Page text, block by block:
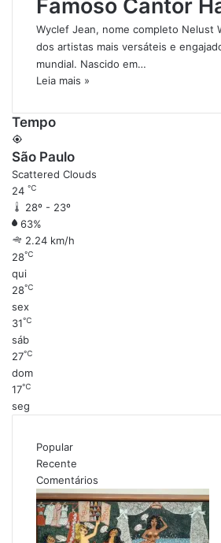
Famoso Cantor
Wyclef Jean, nome completo Nelust
dos artistas mais versáteis e
mundial. Nascido em…
Leia mais »
Tempo
São Paulo
Scattered Clouds
24 ℃
28º - 23º
63%
2.24 km/h
28℃
qui
28℃
sex
31℃
sáb
27℃
dom
17℃
seg
Popular
Recente
Comentários